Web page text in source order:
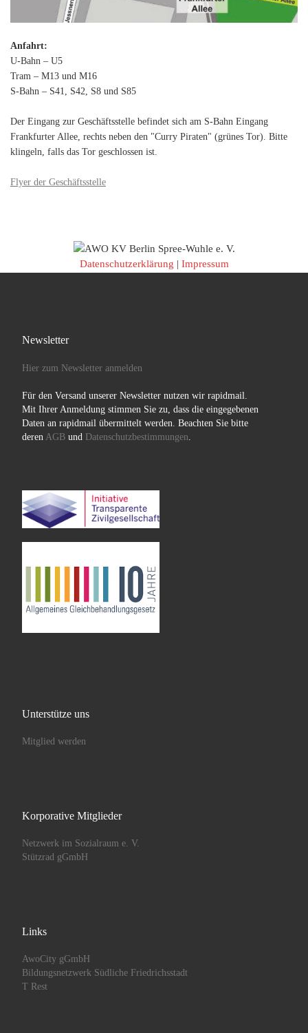
Anfahrt:
U-Bahn – U5
Tram – M13 und M16
S-Bahn – S41, S42, S8 und S85
Der Eingang zur Geschäftsstelle befindet sich am S-Bahn Eingang
Frankfurter Allee, rechts neben den "Curry Piraten" (grünes Tor). Bitte
klingeln, falls das Tor geschlossen ist.
Flyer der Geschäftsstelle
Datenschutzerklärung | Impressum
Newsletter
Hier zum Newsletter anmelden
Für den Versand unserer Newsletter nutzen wir rapidmail.
Mit Ihrer Anmeldung stimmen Sie zu, dass die eingegebenen
Daten an rapidmail übermittelt werden. Beachten Sie bitte
deren AGBund Datenschutzbestimmungen
Unterstütze uns
Mitglied werden
Korporative Mitglieder
Netzwerk im Sozialraum e. V.
Stützrad gGmbH
Links
AwoCity gGmbH
Bildungsnetzwerk Südliche Friedrichsstadt
T Rest